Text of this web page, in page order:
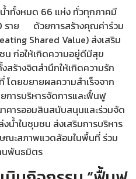
ำทั้งหมด 66 แห่ง ทั่วทุกภาคมี
ราย ด้วยการสร้างคุณค่าร่วม
Shared Value) ส่งเสริม
น ก่อให้เกิดความอยู่ดีมีสุข
ร้างจิตสำนึกให้เกิดความรัก
โดยขยายผลความสำเร็จจาก
การบริหารจัดการและฟื้นฟู
คารออมสินสนับสนุนและร่วมจัด
ำในชุมชน ส่งเสริมการบริหาร
ณะสภาพแวดล้อมในพื้นที่ ร่วม
นพันธมิตร